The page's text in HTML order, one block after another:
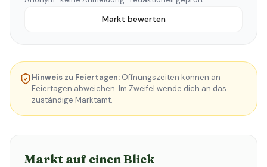
Markt bewerten
Hinweis zu Feiertagen: Öffnungszeiten können an
Feiertagen abweichen. Im Zweifel wende dich an das
zuständige Marktamt.
Markt auf einen Blick